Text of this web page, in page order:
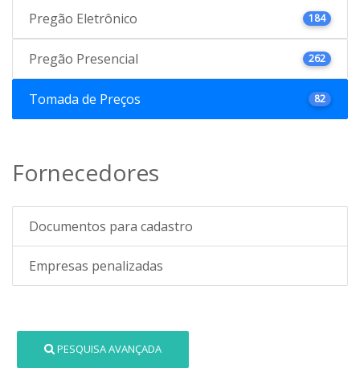
Pregão Eletrônico 184
Pregão Presencial 262
Tomada de Preços 82
Fornecedores
Documentos para cadastro
Empresas penalizadas
PESQUISA AVANÇADA